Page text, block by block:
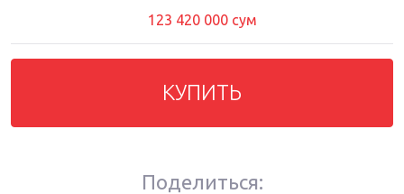
123 420 000 сум
КУПИТЬ
Поделиться: